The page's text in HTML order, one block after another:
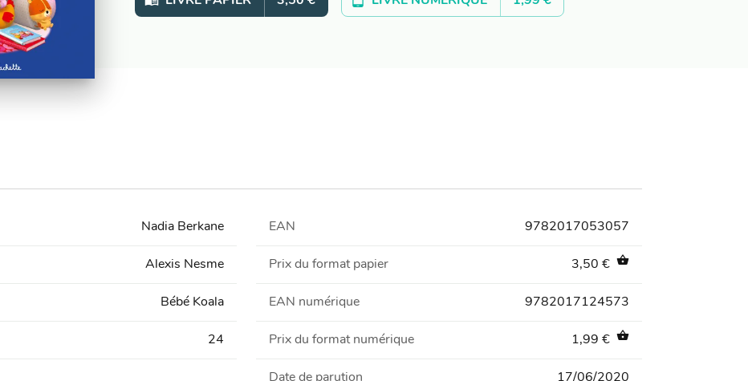
Nadia Berkane
Alexis Nesme
Bébé Koala
24
EAN 9782017053057
Prix du format papier 3,50 € shopping_basket
EAN numérique 9782017124573
Prix du format numérique 1,99 € shopping_basket
Date de parution 17/06/2020